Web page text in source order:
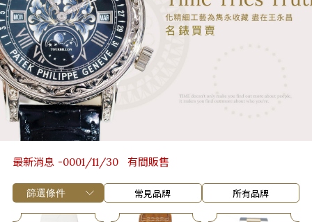
最新消息 -0001/11/30 有間販售
常見品牌 所有品牌